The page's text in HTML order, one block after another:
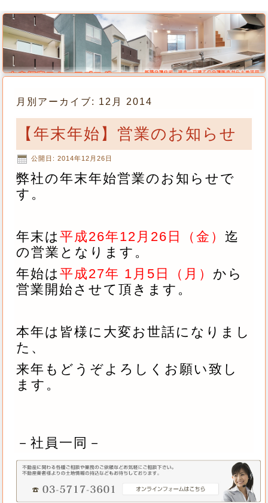
月別アーカイブ: 12月 2014
【年末年始】営業のお知らせ
公開日: 2014年12月26日
弊社の年末年始営業のお知らせで
す。
年末は平成26年12月26日（金）迄
の営業となります。
年始は平成27年 1月5日（月） から
営業開始させて頂きます。
本年は皆様に大変お世話になりまし
た、
来年もどうぞよろしくお願い致し
ます。
－社員一同－